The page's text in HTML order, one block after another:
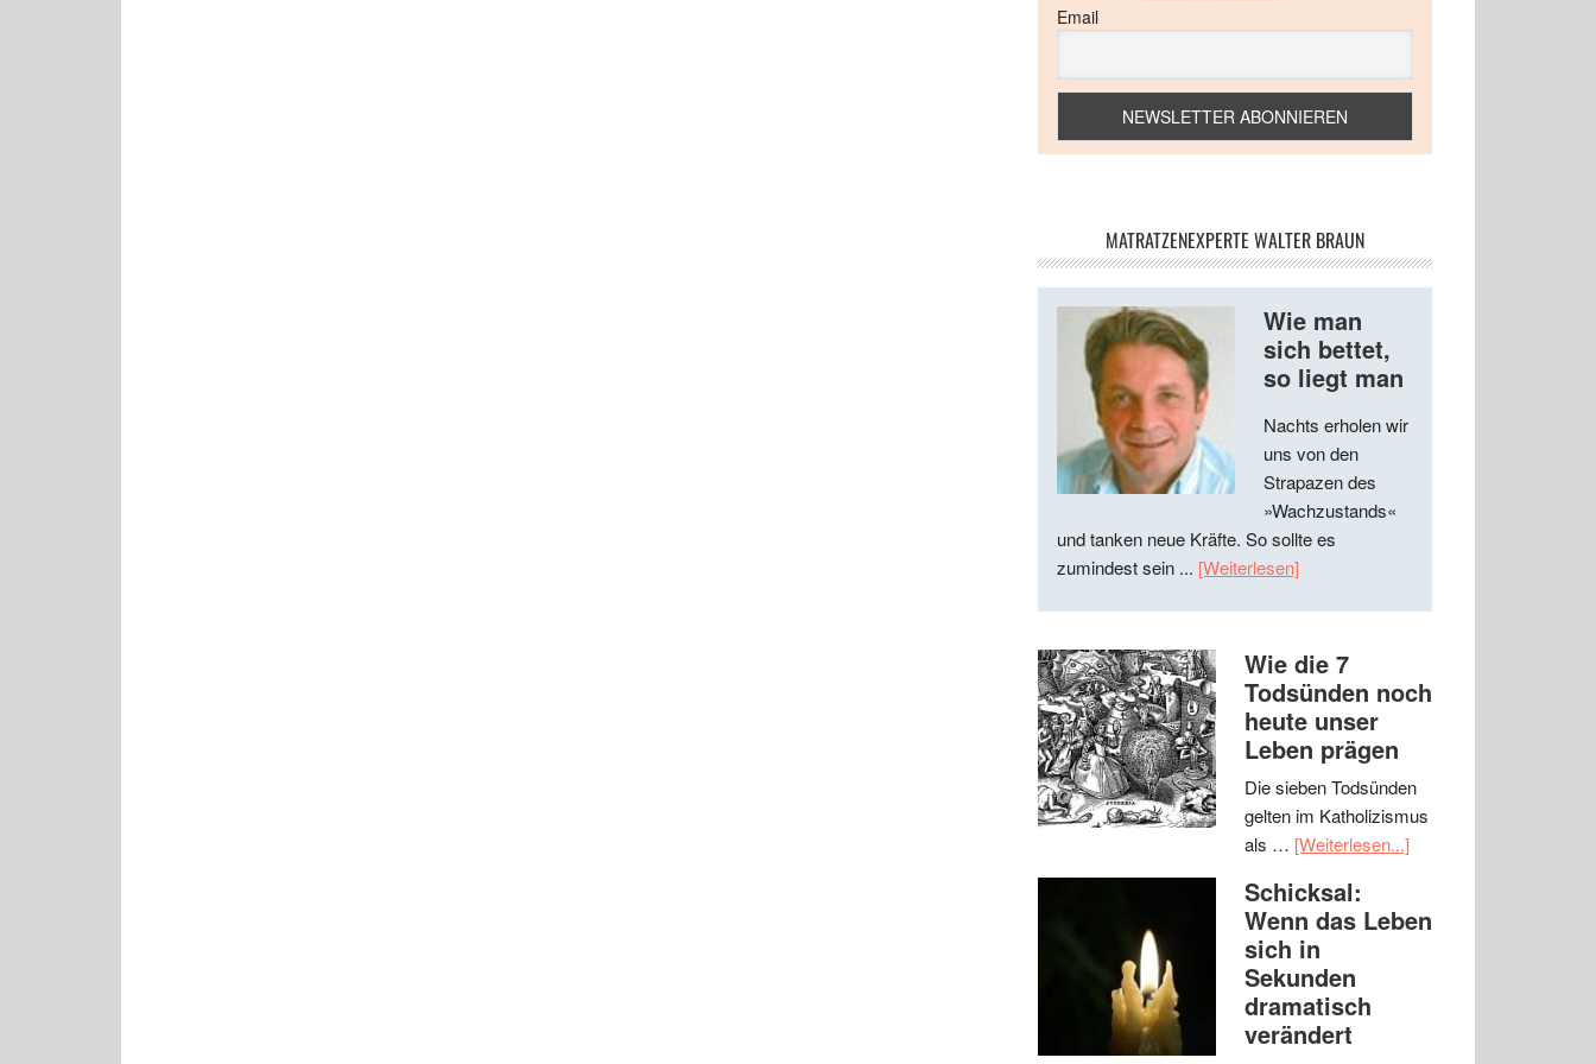
Email
MATRATZENEXPERTE WALTER BRAUN
Wie man
sich bettet,
so liegt man
Nachts erholen wir
uns von den
Strapazen des
»Wachzustands«
und tanken neue Kräfte. So sollte es
zumindest sein ... [Weiterlesen]
Wie die 7
Todsünden noch
heute unser
Leben prägen
Die sieben Todsünden
gelten im Katholizismus
als … [Weiterlesen...]
Schicksal:
Wenn das Leben
sich in
Sekunden
dramatisch
verändert